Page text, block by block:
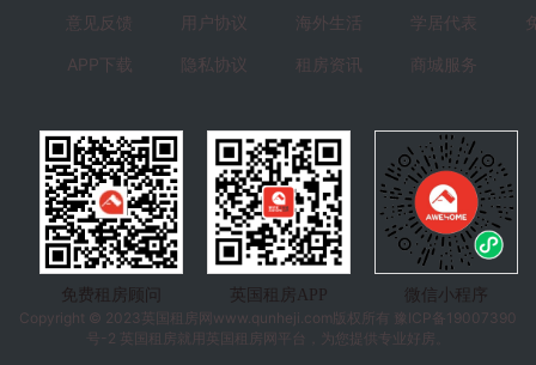
意见反馈
APP下载
用户协议
隐私协议
海外生活
租房资讯
学居代表
商城服务
免费租房顾问 英国租房APP
微信小程序
Copyright © 2023 英国租房 网www.qunheji.com版权所有
豫ICP备19007390
号-2 英国租房就用英国租房网平台，为您提供专业好房。